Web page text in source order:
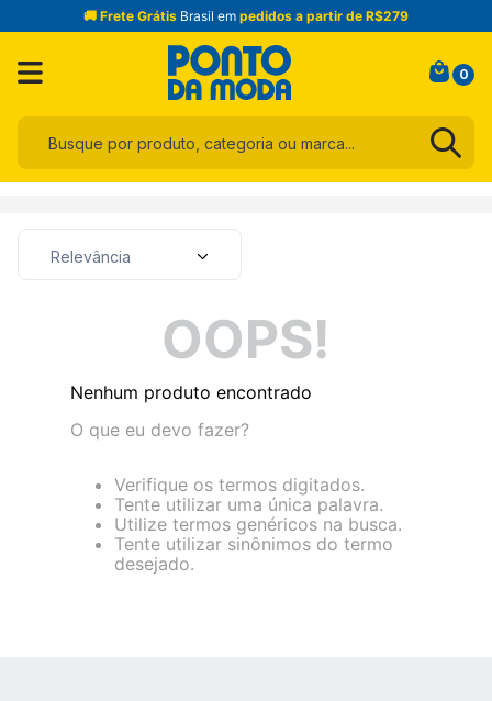
🚚 Frete Grátis Brasil em pedidos a partir de R$279
0
Relevância
OOPS!
Nenhum produto encontrado
O que eu devo fazer?
Verifique os termos digitados.
Tente utilizar uma única palavra.
Utilize termos genéricos na busca.
Tente utilizar sinônimos do termo
desejado.
4 jeans
calça
6º
8º calça feminina
9º são geraldo